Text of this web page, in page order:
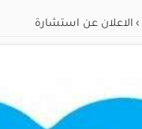
› الاعلان عن استشارة